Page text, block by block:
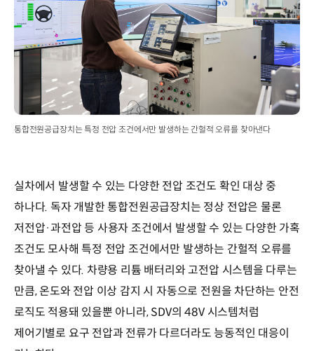
통합전원공급장치는 특정 전압 조건에서만 발생하는 간헐적 오류를 찾아낸다
실차에서 발생할 수 있는 다양한 전압 조건도 확인 대상 중
하나다. 독자 개발한 통합전원공급장치는 정상 전압은 물론
저전압·과전압 등 사용자 조건에서 발생할 수 있는 다양한 가혹
조건도 모사해 특정 전압 조건에서만 발생하는 간헐적 오류를
찾아낼 수 있다. 차량용 리튬 배터리와 고전압 시스템을 다루는
만큼, 온도와 전압 이상 감지 시 자동으로 전원을 차단하는 안전
로직도 적용돼 있을뿐 아니라, SDV의 48V 시스템처럼
제어기별로 요구 전압과 전류가 다르더라도 능동적인 대응이